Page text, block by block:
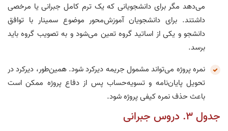
می‌دهد مگر برای دانشجویانی که یک ترم کامل جبرانی یا مرخصی
داشتند. برای دانشجویان آموزش‌محور موضوع سمینار با توافق
دانشجو و یکی از اساتید گروه تعین می‌شود و به تصویب گروه باید
برسد.
نمره پروژه می‌تواند مشمول جریمه دیرکرد شود. همین‌طور، دیرکرد در
تحویل پایان‌نامه و تسویه‌حساب پس از دفاع پروژه ممکن است
باعث حذف نمره کیفی پروژه شود.
جدول ۳. دروس جبرانی